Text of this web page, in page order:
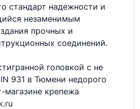
стандарт надежности и
незаменимым
прочных и
соединений.
головкой с не
931 в Тюмени недорого
магазине крепежа